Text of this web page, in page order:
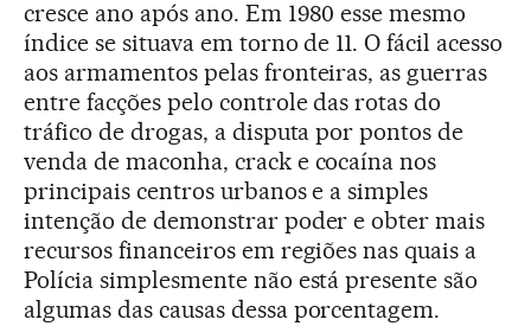
cresce ano após ano. Em 1980 esse mesmo
índice se situava em torno de 11. O fácil acesso
aos armamentos pelas fronteiras, as guerras
entre facções pelo controle das rotas do
tráfico de drogas, a disputa por pontos de
venda de maconha, crack e cocaína nos
principais centros urbanos e a simples
intenção de demonstrar poder e obter mais
recursos financeiros em regiões nas quais a
Polícia simplesmente não está presente são
algumas das causas dessa porcentagem.